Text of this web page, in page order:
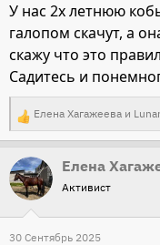
У нас 2х летнюю
галопом скачут, а
скажу что это
Садитесь и
Р
е
а
к
и
Елена Хагажеева и
Елена
Активист
30 Сентябрь 2025